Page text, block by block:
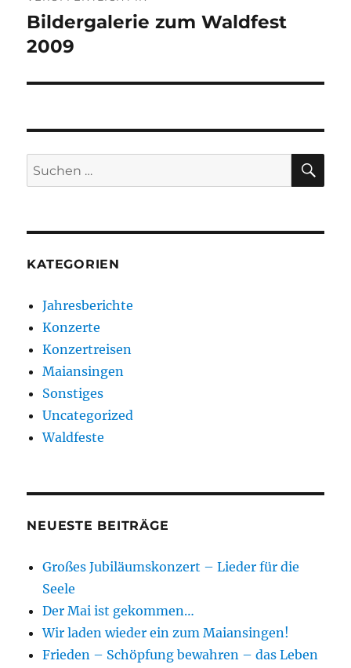
Bildergalerie zum Waldfest
2009
Suchen
nach:
KATEGORIEN
Jahresberichte
Konzerte
Konzertreisen
Maiansingen
Sonstiges
Uncategorized
Waldfeste
NEUESTE BEITRÄGE
Großes Jubiläumskonzert – Lieder für die
Seele
Der Mai ist gekommen…
Wir laden wieder ein zum Maiansingen!
Frieden – Schöpfung bewahren – das Leben